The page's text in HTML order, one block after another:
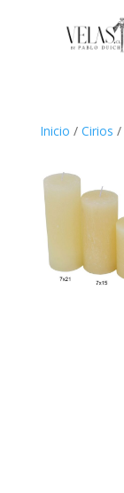
Inicio / Cirios /